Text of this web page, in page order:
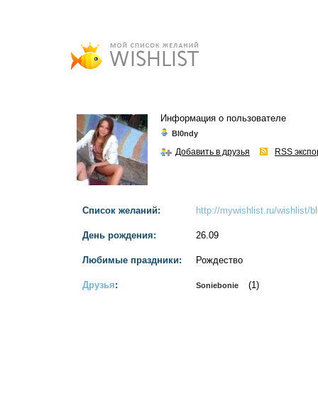
Информация о пользователе
Bl0ndy
Добавить в друзья RSS
Список желаний: http://mywishlist.ru/wishlist/
День рождения: 26.09
Любимые праздники: Рождество
Друзья: Soniebonie (1)